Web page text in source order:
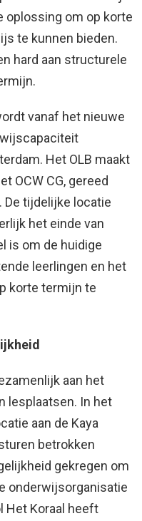
oplossing om op korte
te kunnen bieden.
hard aan structurele
vanaf het nieuwe
Het OLB maakt
OCW CG, gereed
tijdelijke locatie
het einde van
is om de huidige
leerlingen en het
korte termijn te
aan het
lesplaatsen. In het
aan de Kaya
betrokken
gekregen om
onderwijsorganisatie
Het Koraal heeft